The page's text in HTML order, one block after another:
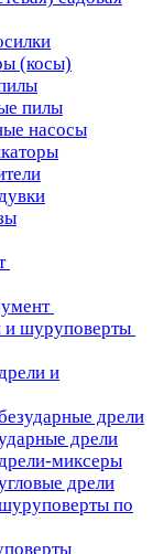
(косы)
пилы
насосы
и шуруповерты
и
дрели
дрели
миксеры
дрели
по